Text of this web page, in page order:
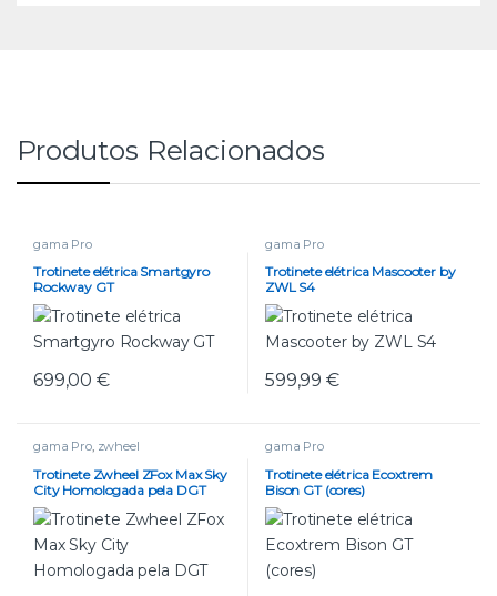
Produtos Relacionados
gama Pro
Trotinete elétrica Smartgyro
Rockway GT
699,00€
gama Pro
Trotinete elétrica Mascooter by
ZWL S4
599,99€
gama Pro, zwheel
Trotinete Zwheel ZFox Max Sky
City Homologada pela DGT
gama Pro
Trotinete elétrica Ecoxtrem
Bison GT (cores)